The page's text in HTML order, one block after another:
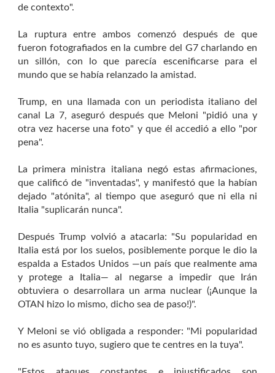
de contexto".
La ruptura entre ambos comenzó después de que
fueron fotografiados en la cumbre del G7 charlando en
un sillón, con lo que parecía escenificarse para el
mundo que se había relanzado la amistad.
Trump, en una llamada con un periodista italiano del
canal La 7, aseguró después que Meloni "pidió una y
otra vez hacerse una foto" y que él accedió a ello "por
pena".
La primera ministra italiana negó estas afirmaciones,
que calificó de "inventadas", y manifestó que la habían
dejado "atónita", al tiempo que aseguró que ni ella ni
Italia "suplicarán nunca".
Después Trump volvió a atacarla: "Su popularidad en
Italia está por los suelos, posiblemente porque le dio la
espalda a Estados Unidos —un país que realmente ama
y protege a Italia— al negarse a impedir que Irán
obtuviera o desarrollara un arma nuclear (¡Aunque la
OTAN hizo lo mismo, dicho sea de paso!)".
Y Meloni se vió obligada a responder: "Mi popularidad
no es asunto tuyo, sugiero que te centres en la tuya".